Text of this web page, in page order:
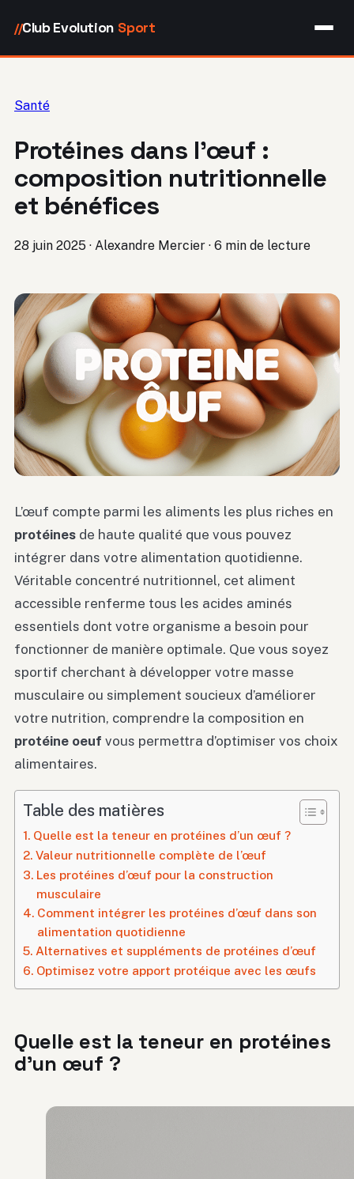
//Club Evolution Sport
Santé
Protéines dans l’œuf :
composition nutritionnelle
et bénéfices
28 juin 2025 · Alexandre Mercier · 6 min de lecture
L’œuf compte parmi les aliments les plus riches en
protéines de haute qualité que vous pouvez
intégrer dans votre alimentation quotidienne.
Véritable concentré nutritionnel, cet aliment
accessible renferme tous les acides aminés
essentiels dont votre organisme a besoin pour
fonctionner de manière optimale. Que vous soyez
sportif cherchant à développer votre masse
musculaire ou simplement soucieux d’améliorer
votre nutrition, comprendre la composition en
protéine oeuf vous permettra d’optimiser vos choix
alimentaires.
Table des matières
Quelle est la teneur en protéines d’un œuf ?
Valeur nutritionnelle complète de l’œuf
Les protéines d’œuf pour la construction
musculaire
Comment intégrer les protéines d’œuf dans son
alimentation quotidienne
Alternatives et suppléments de protéines d’œuf
Optimisez votre apport protéique avec les œufs
Quelle est la teneur en protéines
d’un œuf ?